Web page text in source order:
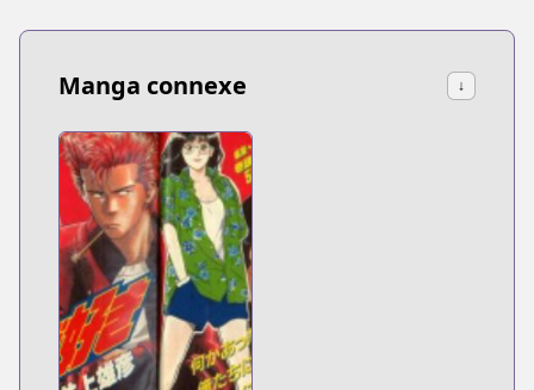
Manga connexe ↓